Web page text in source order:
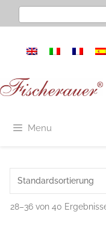
Inhalt
Menu
28–36 von 40